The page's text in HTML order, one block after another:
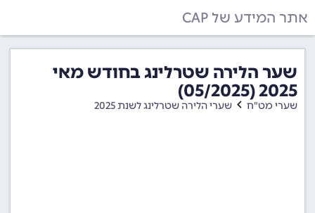
אתר המידע של CAP
שער הלירה שטרלינג בחודש מאי
2025 (05/2025)
שערי מט"ח שערי הלירה שטרלינג לשנת 2025